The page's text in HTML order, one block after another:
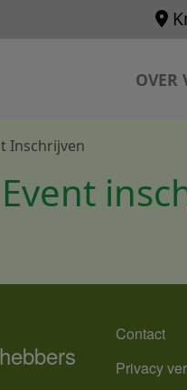
OVER
Inschrijven
MENU
Contact
Privacy